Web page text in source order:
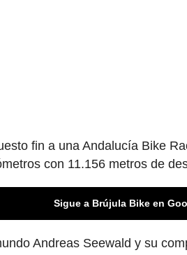
fin a una Andalucía Bike
con 11.156 metros de
Sigue a Brújula Bike en
Andreas Seewald y su